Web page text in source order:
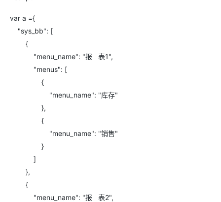
var a ={
"sys_bb": [
{
"menu_name": "报 表1",
"menus": [
{
"menu_name": "库存"
},
{
"menu_name": "销售"
}
]
},
{
"menu_name": "报 表2",